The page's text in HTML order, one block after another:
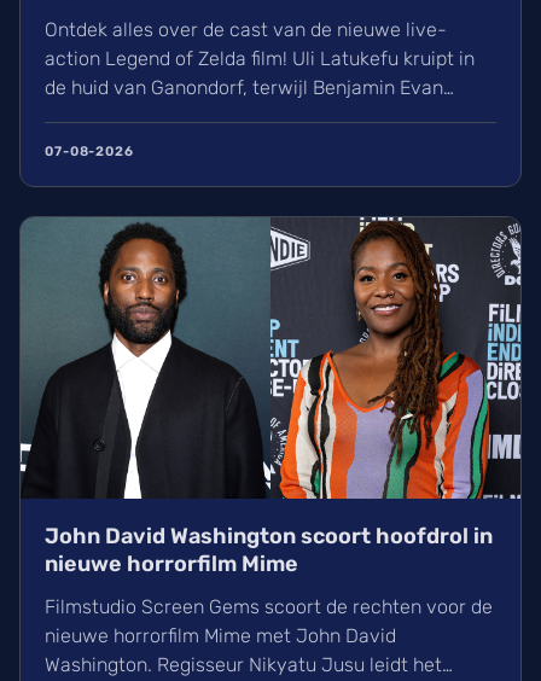
Ontdek alles over de cast van de nieuwe live-
action Legend of Zelda film! Uli Latukefu kruipt in
de huid van Ganondorf, terwijl Benjamin Evan
Zelda vertolken. De film, geregisseerd door Wes
wachten!
07-08-2026
John David Washington scoort hoofdrol in
nieuwe horrorfilm Mime
Filmstudio Screen Gems scoort de rechten voor de
nieuwe horrorfilm Mime met John David
Washington. Regisseur Nikyatu Jusu leidt het